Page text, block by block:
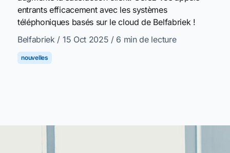
entrants efficacement avec les systèmes
téléphoniques basés sur le cloud de Belfabriek !
Belfabriek / 15 Oct 2025 / 6 min de lecture
nouvelles